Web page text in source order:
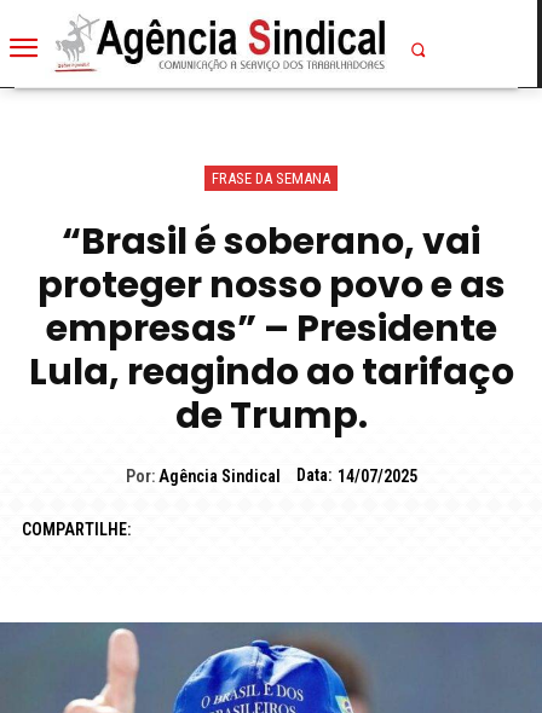
FRASE DA SEMANA
“Brasil é soberano, vai
proteger nosso povo e as
empresas” – Presidente
Lula, reagindo ao tarifaço
de Trump.
Por: Agência Sindical Data: 14/07/2025
COMPARTILHE: